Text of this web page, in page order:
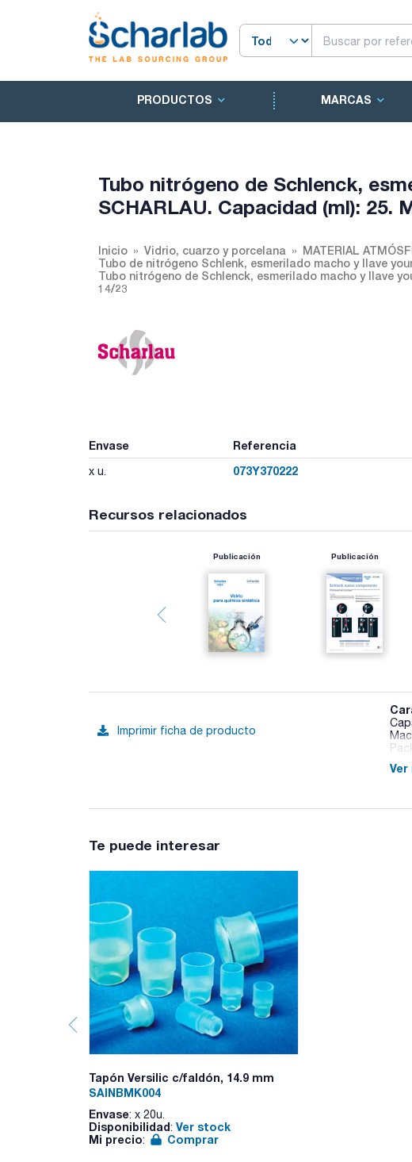
PRODUCTOS MARCAS
Tubo nitrógeno de Schlenck,
SCHARLAU. Capacidad (ml): 25.
Inicio Vidrio, cuarzo y porcelana
MATERIAL
Tubo de nitrógeno Schlenk, esmerilado macho y llave
Tubo nitrógeno de Schlenck, esmerilado macho y llave
14/23
Envase Referencia
x u. 073Y370222
Recursos relacionados
Publicación Publicación
Imprimir ficha de producto
Ver
Te puede interesar
Tapón Versilic c/faldón, 14.9 mm
SAINBMK004
Envase: x 20u.
Disponibilidad: Ver stock
Mi precio: Comprar